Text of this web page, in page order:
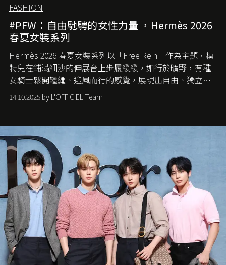
FASHION
#PFW：自由馳騁的女性力量 ，Hermès 2026
春夏女裝系列
Hermès 2026 春夏女裝系列以「Free Rein」作為主題，模
特兒在鋪滿細沙的伸展台上步履緩緩，如行於曠野，有種
女騎士鬆開韁繩、迎風而行的感覺，展現出自由、獨立與
從容的態度。
14.10.2025 by L'OFFICIEL Team